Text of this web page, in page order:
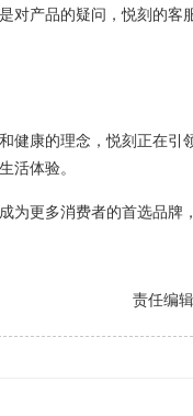
对产品的疑问，悦刻的客
健康的理念，悦刻正在引
活体验。
为更多消费者的首选品牌
责任编辑